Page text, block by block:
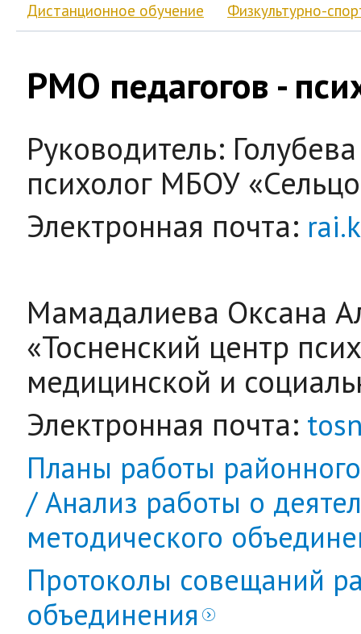
Дистанционное обучение
Физкультурно-
РМО педагогов -
Руководитель:
психолог МБОУ
Электронная почта:
Мамадалиева Оксана
«Тосненский центр
медицинской и
Электронная почта:
Планы работы
/ Анализ работы о
методического
Протоколы совещаний
объединения